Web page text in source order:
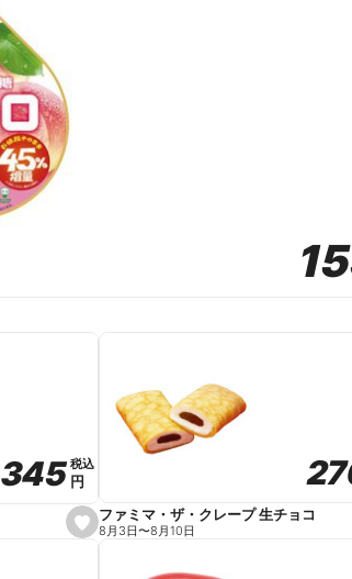
s
e
345
345税込
税込
円
円
ファミマ・ザ・クレープ 生チョコ
8月3日〜8月10日